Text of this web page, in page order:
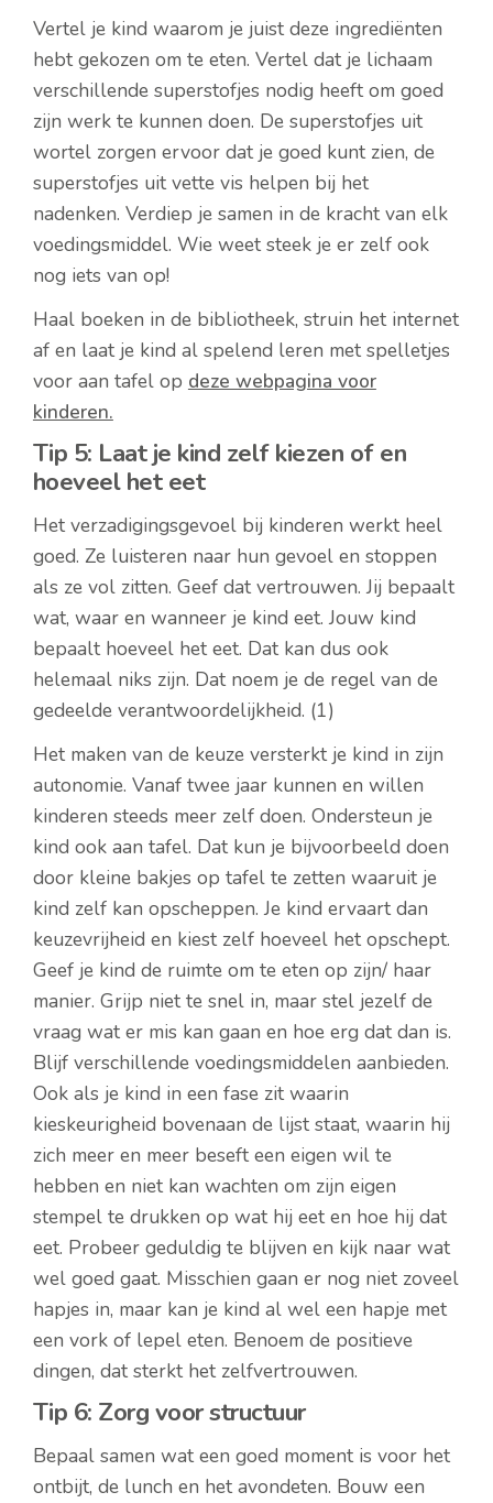
Vertel je kind waarom je juist deze ingrediënten
hebt gekozen om te eten. Vertel dat je lichaam
verschillende superstofjes nodig heeft om goed
zijn werk te kunnen doen. De superstofjes uit
wortel zorgen ervoor dat je goed kunt zien, de
superstofjes uit vette vis helpen bij het
nadenken. Verdiep je samen in de kracht van elk
voedingsmiddel. Wie weet steek je er zelf ook
nog iets van op!
Haal boeken in de bibliotheek, struin het internet
af en laat je kind al spelend leren met spelletjes
voor aan tafel op deze webpagina voor
kinderen.
Tip 5: Laat je kind zelf kiezen of en
hoeveel het eet
Het verzadigingsgevoel bij kinderen werkt heel
goed. Ze luisteren naar hun gevoel en stoppen
als ze vol zitten. Geef dat vertrouwen. Jij bepaalt
wat, waar en wanneer je kind eet. Jouw kind
bepaalt hoeveel het eet. Dat kan dus ook
helemaal niks zijn. Dat noem je de regel van de
gedeelde verantwoordelijkheid. (1)
Het maken van de keuze versterkt je kind in zijn
autonomie. Vanaf twee jaar kunnen en willen
kinderen steeds meer zelf doen. Ondersteun je
kind ook aan tafel. Dat kun je bijvoorbeeld doen
door kleine bakjes op tafel te zetten waaruit je
kind zelf kan opscheppen. Je kind ervaart dan
keuzevrijheid en kiest zelf hoeveel het opschept.
Geef je kind de ruimte om te eten op zijn/ haar
manier. Grijp niet te snel in, maar stel jezelf de
vraag wat er mis kan gaan en hoe erg dat dan is.
Blijf verschillende voedingsmiddelen aanbieden.
Ook als je kind in een fase zit waarin
kieskeurigheid bovenaan de lijst staat, waarin hij
zich meer en meer beseft een eigen wil te
hebben en niet kan wachten om zijn eigen
stempel te drukken op wat hij eet en hoe hij dat
eet. Probeer geduldig te blijven en kijk naar wat
wel goed gaat. Misschien gaan er nog niet zoveel
hapjes in, maar kan je kind al wel een hapje met
een vork of lepel eten. Benoem de positieve
dingen, dat sterkt het zelfvertrouwen.
Tip 6: Zorg voor structuur
Bepaal samen wat een goed moment is voor het
ontbijt, de lunch en het avondeten. Bouw een